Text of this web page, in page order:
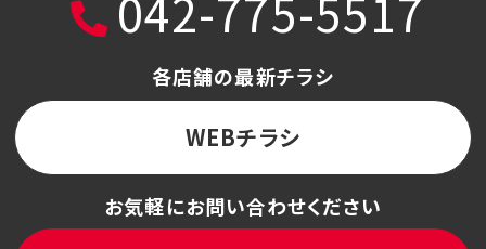
各店舗の最新チラシ
WEBチラシ
お気軽にお問い合わせください